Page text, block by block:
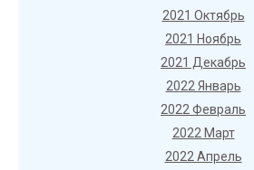
2021 Октябрь
2021 Ноябрь
2021 Декабрь
2022 Январь
2022 Февраль
2022 Март
2022 Апрель